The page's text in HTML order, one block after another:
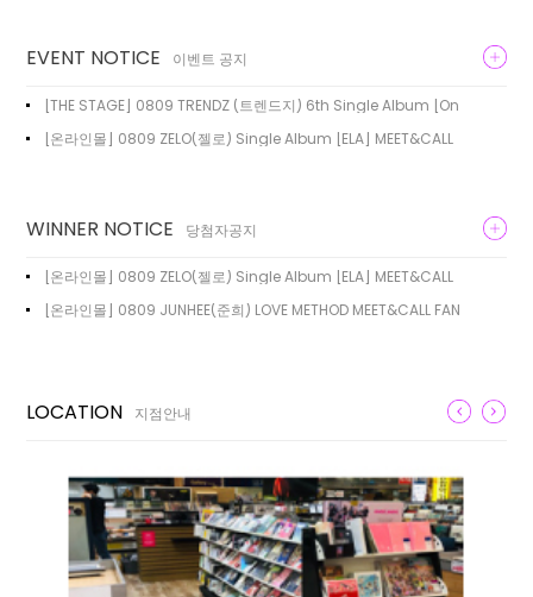
EVENT NOTICE 이벤트 공지
[THE STAGE] 0809 TRENDZ (트렌드지) 6th Single Album [On
[온라인몰] 0809 ZELO(젤로) Single Album [ELA] MEET&CALL
WINNER NOTICE 당첨자공지
[온라인몰] 0809 ZELO(젤로) Single Album [ELA] MEET&CALL
[온라인몰] 0809 JUNHEE(준희) LOVE METHOD MEET&CALL FAN
LOCATION 지점안내